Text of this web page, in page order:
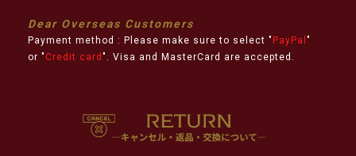
Dear Overseas Customers
Payment method : Please make sure to select " PayPal "
or " Credit card ". Visa and MasterCard are accepted.